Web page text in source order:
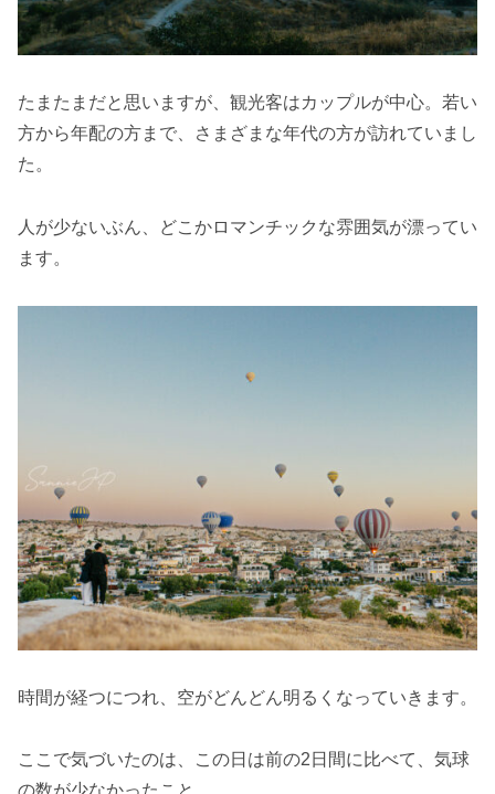
たまたまだと思いますが、観光客はカップルが中心。若い
方から年配の方まで、さまざまな年代の方が訪れていまし
た。
人が少ないぶん、どこかロマンチックな雰囲気が漂ってい
ます。
時間が経つにつれ、空がどんどん明るくなっていきます。
ここで気づいたのは、この日は前の2日間に比べて、気球